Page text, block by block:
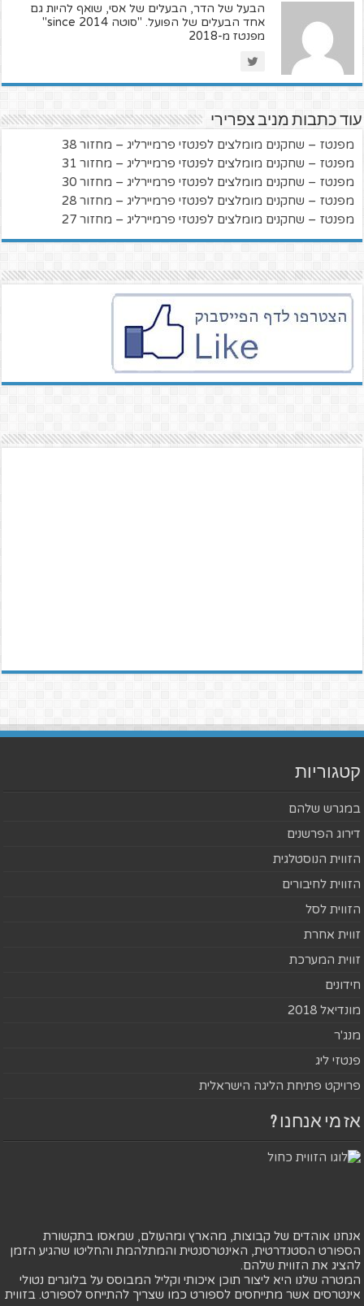
הבעל של הדר, הבעלים של אסי, שואף להיות גם
אחד הבעלים של הפועל. "סוטה since 2014"
מפנטז מ-2018
עוד כתבות מניב צפרירי
מפנטז – שחקנים מומלצים לפנטזי פרמיירליג – מחזור 38
מפנטז – שחקנים מומלצים לפנטזי פרמיירליג – מחזור 31
מפנטז – שחקנים מומלצים לפנטזי פרמיירליג – מחזור 30
מפנטז – שחקנים מומלצים לפנטזי פרמיירליג – מחזור 28
מפנטז – שחקנים מומלצים לפנטזי פרמיירליג – מחזור 27
קטגוריות
במגרש שלהם
דירוג הפרשנים
הזווית הנוסטלגית
הזווית לחיבורים
הזווית לסל
זווית אחרת
זווית המערכת
חידונים
מונדיאל 2018
מנג'ר
פנטזי ליג
פרויקט פתיחת הליגה הישראלית
אז מי אנחנו ?
אנחנו אוהדים של קבוצות, מהארץ ומהעולם, שמאסו בתקשורת
הספורט הסטנדרטית, האינטרסנטית והמתלהמת והחליטו שהגיע הזמן
להציג את הזווית שלהם.
המטרה שלנו היא ליצור תוכן איכותי וקליל המבוסס על בלוגרים נטולי
אינטרסים אשר מתייחסים לספורט כמו שצריך להתייחס לספורט. בזווית